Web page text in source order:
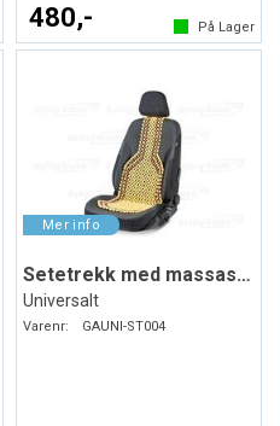
480,- På Lager
Setetrekk med massasjekuler
Universalt
Varenr: GAUNI-ST004